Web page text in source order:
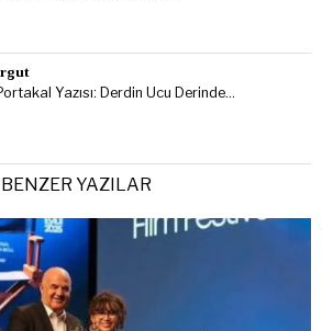
Yazısı: Derdin Ucu Derinde…
BENZER YAZILAR